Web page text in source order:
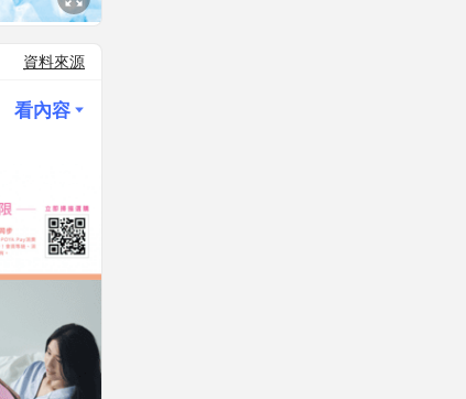
資料來源
看內容